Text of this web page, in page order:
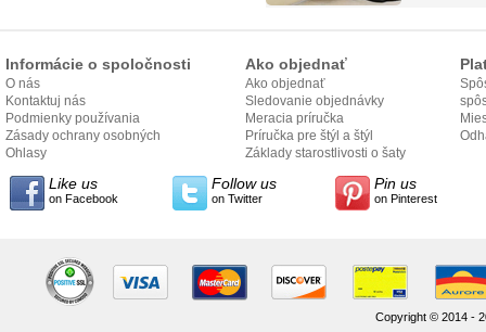
Informácie o spoločnosti
O nás
Kontaktuj nás
Podmienky používania
Zásady ochrany osobných
údajov
Ohlasy
Ako objednať
Ako objednať
Sledovanie objednávky
Meracia príručka
Príručka pre štýl a štýl
Základy starostlivosti o šaty
Like us
on Facebook
Follow us
on Twitter
Pin us
on Pinterest
Copyright © 2014 -